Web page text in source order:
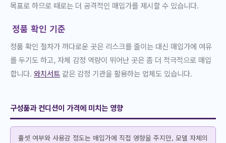
목표로 하므로 때로는 더 공격적인 매입가를 제시할 수 있습니다.
정품 확인 기준
정품 확인 절차가 까다로운 곳은 리스크를 줄이는 대신 매입가에 여유
를 두기도 하고, 자체 감정 역량이 뛰어난 곳은 좀 더 적극적으로 매입
합니다. 와치서트 같은 감정 기관을 활용하는 업체도 있습니다.
구성품과 컨디션이 가격에 미치는 영향
풀셋 여부와 사용감 정도는 매입가에 직접 영향을 주지만, 모델 자체의